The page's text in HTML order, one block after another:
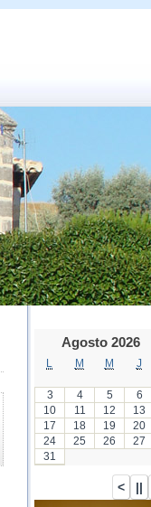
Agosto 2026
M M J
3
4 5 6
10
11 12 13
17
18 19 20
24
25 26 27
31